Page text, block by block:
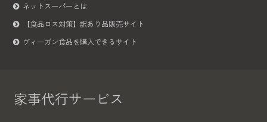
ネットスーパーとは
【食品ロス対策】訳あり品販売サイト
ヴィーガン食品を購入できるサイト
家事代行サービス